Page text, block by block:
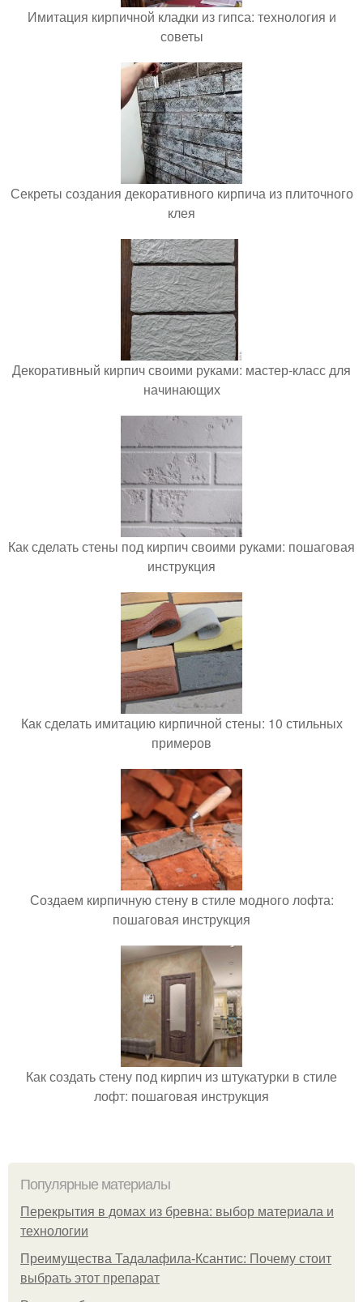
Имитация кирпичной кладки из гипса: технология и
советы
Секреты создания декоративного кирпича из плиточного
клея
Декоративный кирпич своими руками: мастер-класс для
начинающих
Как сделать стены под кирпич своими руками: пошаговая
инструкция
Как сделать имитацию кирпичной стены: 10 стильных
примеров
Создаем кирпичную стену в стиле модного лофта:
пошаговая инструкция
Как создать стену под кирпич из штукатурки в стиле
лофт: пошаговая инструкция
Популярные материалы
Перекрытия в домах из бревна: выбор материала и
технологии
Преимущества Тадалафила-Ксантис: Почему стоит
выбрать этот препарат